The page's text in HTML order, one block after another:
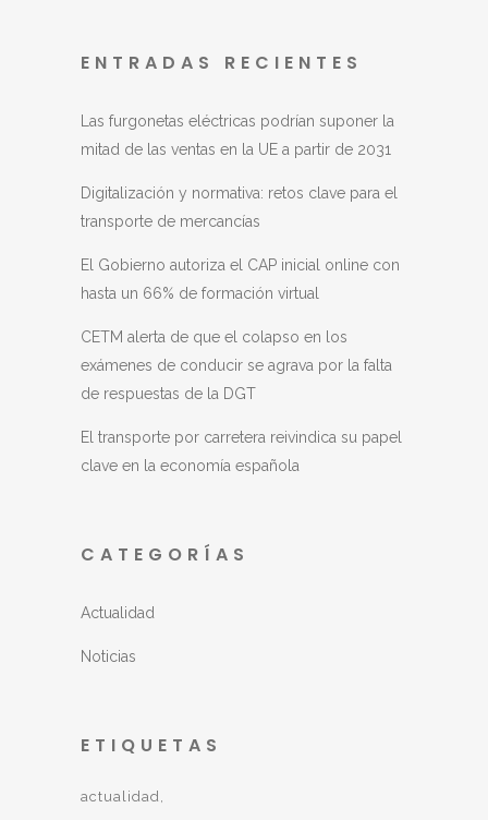
ENTRADAS RECIENTES
Las furgonetas eléctricas podrían suponer la
mitad de las ventas en la UE a partir de 2031
Digitalización y normativa: retos clave para el
transporte de mercancías
El Gobierno autoriza el CAP inicial online con
hasta un 66% de formación virtual
CETM alerta de que el colapso en los
exámenes de conducir se agrava por la falta
de respuestas de la DGT
El transporte por carretera reivindica su papel
clave en la economía española
CATEGORÍAS
Actualidad
Noticias
ETIQUETAS
actualidad